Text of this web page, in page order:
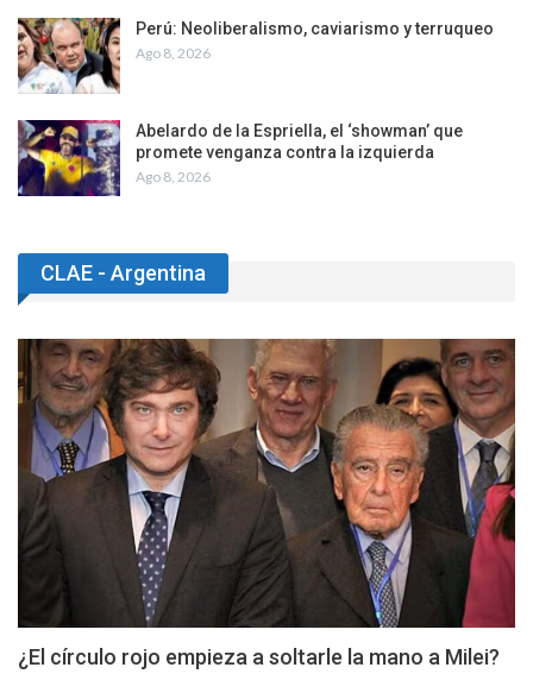
Perú: Neoliberalismo, caviarismo y terruqueo
Ago 8, 2026
Abelardo de la Espriella, el ‘showman’ que
promete venganza contra la izquierda
Ago 8, 2026
CLAE - Argentina
¿El círculo rojo empieza a soltarle la mano a Milei?